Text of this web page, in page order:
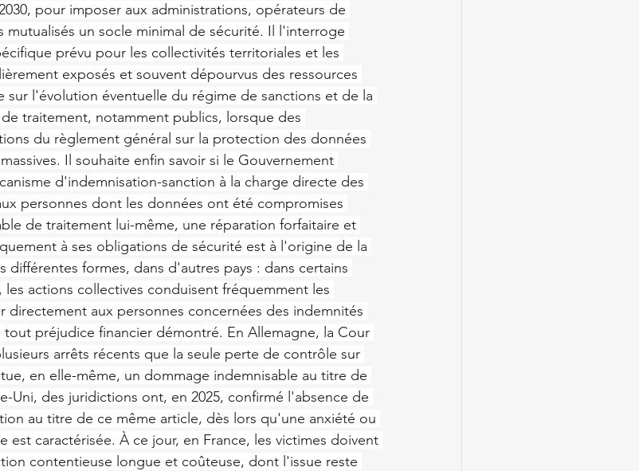
pour imposer aux administrations, opérateurs de
mutualisés un socle minimal de sécurité. Il l'interroge
prévu pour les collectivités territoriales et les
exposés et souvent dépourvus des ressources
sur l'évolution éventuelle du régime de sanctions et de la
traitement, notamment publics, lorsque des
du règlement général sur la protection des données
Il souhaite enfin savoir si le Gouvernement
d'indemnisation-sanction à la charge directe des
personnes dont les données ont été compromises
de traitement lui-même, une réparation forfaitaire et
à ses obligations de sécurité est à l'origine de la
différentes formes, dans d'autres pays : dans certains
actions collectives conduisent fréquemment les
directement aux personnes concernées des indemnités
préjudice financier démontré. En Allemagne, la Cour
arrêts récents que la seule perte de contrôle sur
en elle-même, un dommage indemnisable au titre de
Uni, des juridictions ont, en 2025, confirmé l'absence de
au titre de ce même article, dès lors qu'une anxiété ou
est caractérisée. À ce jour, en France, les victimes doivent
contentieuse longue et coûteuse, dont l'issue reste